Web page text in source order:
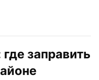
заправить